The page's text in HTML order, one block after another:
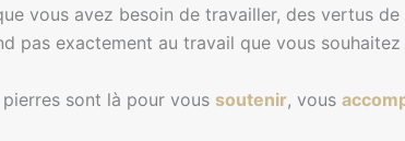
vous avez besoin de travailler, des vertus
pas exactement au travail que vous
sont là pour vous soutenir, vous